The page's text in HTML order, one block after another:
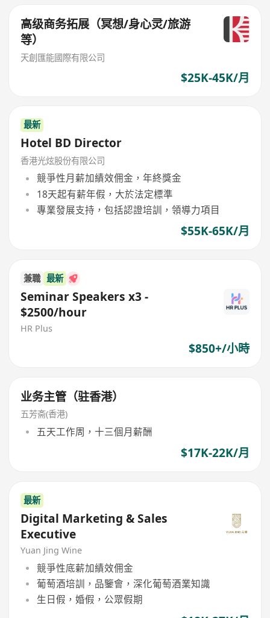
高级商务拓展（冥想/身心灵/旅游
等）
天創匯能國際有限公司
$25K-45K/月
最新
Hotel BD Director
香港光炫股份有限公司
競爭性月薪加績效佣金，年終獎金
18天起有薪年假，大於法定標準
專業發展支持，包括認證培訓，領導力項目
$55K-65K/月
兼職 最新
Seminar Speakers x3 -
$2500/hour
HR Plus
$850+/小時
业务主管（驻香港）
五芳斋(香港)
五天工作周，十三個月薪酬
$17K-22K/月
最新
Digital Marketing & Sales
Executive
Yuan Jing Wine
競爭性底薪加績效佣金
葡萄酒培訓，品鑒會，深化葡萄酒業知識
生日假，婚假，公眾假期